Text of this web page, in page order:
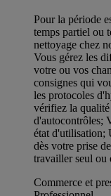
Pour la période
temps partiel ou
nettoyage chez
Vous gérez les
votre ou vos
consignes qui
les protocoles
vérifiez la
d'autocontrôles;
état d'utilisation;
dès votre prise
travailler seul ou
Commerce et